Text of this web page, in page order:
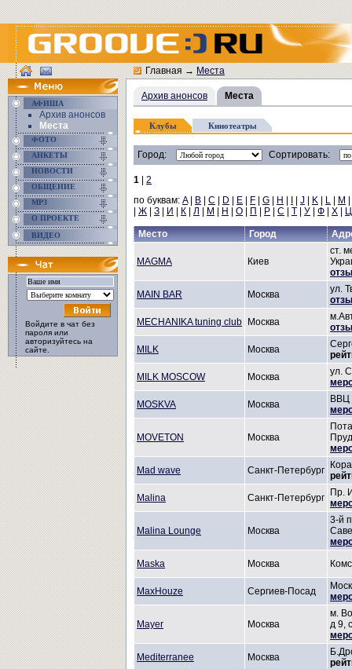
АФИША
Архив анонсов
Места
ФОТО
АНКЕТЫ
НОВОСТИ
ОБЩЕНИЕ
MP3
О ПРОЕКТЕ
ВИДЕО
Войдите в чат без
пароля или
авторизуйтесь на
сайте.
Главная→Места
Архив анонсов Места
Клубы Кинотеатры
Город: Сортировать:
1
2
по буквам: A| B C D E F G H J K L M
Ж З И К Л М Н О П Р С Т У Ф Х Ц
Место Город
MAGMA Киев
ст.
MAIN BAR
Москва
ул.
MECHANIKA tuning club
Москва
MILK
Мoсква
MILK MOSCOW
Москва
ул.
MOSKVA
Москва
ВВЦ
MOVETON Москва
Mad wave
Санкт-Петербург
Malina
Санкт-Петербург
Пр.
Malina Lounge Москва
3-й
Maska
Москва
MaxHouze Сергиев-Посад
Mayer Москва
м.
д 9,
Mediterranee
Москва